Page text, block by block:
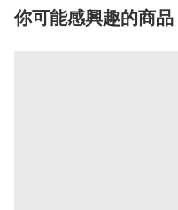
你可能感興趣的商品